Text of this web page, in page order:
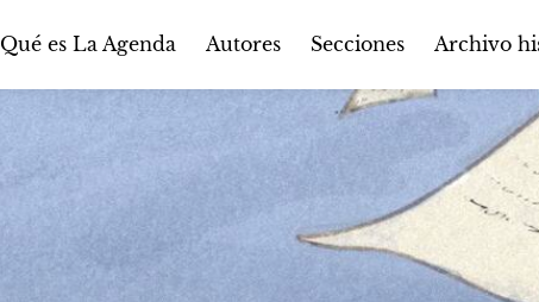
Qué es La Agenda Autores Secciones Archivo